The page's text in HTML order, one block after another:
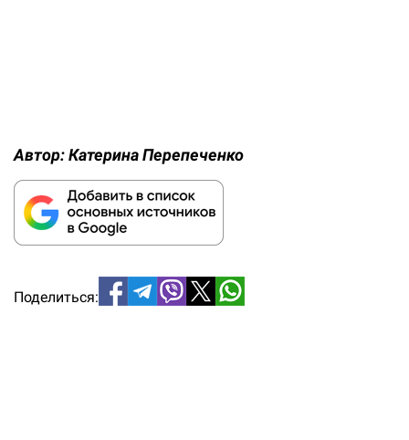
Автор:Катерина Перепеченко
Поделиться: